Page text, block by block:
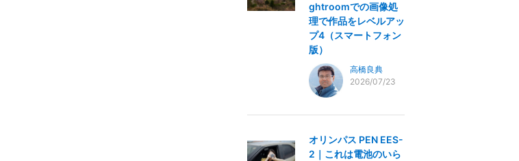
ghtroomでの画像処
理で作品をレベルアッ
プ4（スマートフォン
版）
高橋良典
2026/07/23
オリンパス PEN EES-
2｜これは電池のいら